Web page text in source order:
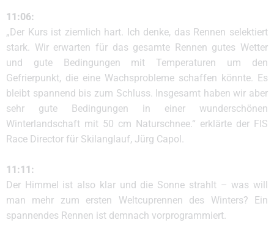
11:06:
„Der Kurs ist ziemlich hart. Ich denke, das Rennen selektiert
stark. Wir erwarten für das gesamte Rennen gutes Wetter
und gute Bedingungen mit Temperaturen um den
Gefrierpunkt, die eine Wachsprobleme schaffen könnte. Es
bleibt spannend bis zum Schluss. Insgesamt haben wir aber
sehr gute Bedingungen in einer wunderschönen
Winterlandschaft mit 50 cm Naturschnee.“ erklärte der FIS
Race Director für Skilanglauf, Jürg Capol.
11:11:
Der Himmel ist also klar und die Sonne strahlt – was will
man mehr zum ersten Weltcuprennen des Winters? Ein
spannendes Rennen ist demnach vorprogrammiert.